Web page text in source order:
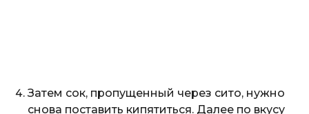
Затем сок, пропущенный через сито, нужно
снова поставить кипятиться. Далее по вкусу